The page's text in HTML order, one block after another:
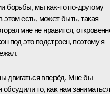
борьбы, мы как‑то по‑другому
есть, может быть, такая
мне не нравится,
под это подстроен, поэтому я
двигаться вперёд. Мне бы
то, как нам заниматься